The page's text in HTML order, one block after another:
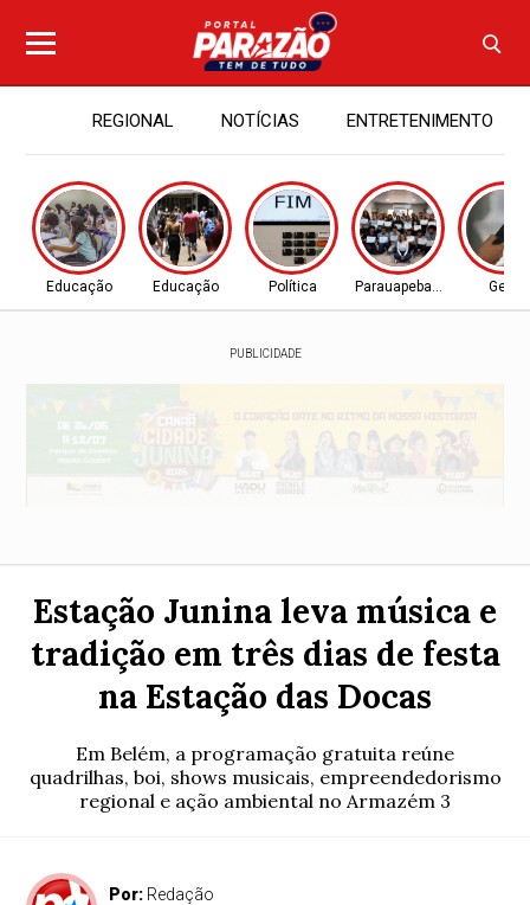
REGIONAL NOTÍCIAS ENTRETENIMENTO
Educação Educação Política Parauapebas - PA Geral
PUBLICIDADE
Estação Junina leva música e
tradição em três dias de festa
na Estação das Docas
Em Belém, a programação gratuita reúne
quadrilhas, boi, shows musicais, empreendedorismo
regional e ação ambiental no Armazém 3
Por: Redação